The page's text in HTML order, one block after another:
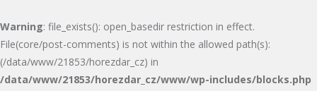
Warning: file_exists(): open_basedir restriction in effect.
File(core/post-comments) is not within the allowed path(s):
(/data/www/21853/horezdar_cz) in
/data/www/21853/horezdar_cz/www/wp-includes/blocks.php